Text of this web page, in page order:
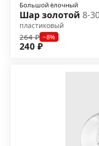
Большой ёлочный
Шар золотой 8-
пластиковый
264 ₽ −8%
240 ₽